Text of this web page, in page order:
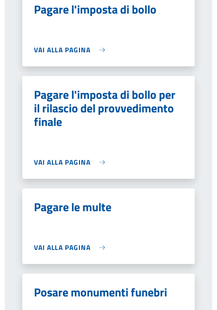
Pagare l'imposta di bollo
VAI ALLA PAGINA
Pagare l'imposta di bollo per
il rilascio del provvedimento
finale
VAI ALLA PAGINA
Pagare le multe
VAI ALLA PAGINA
Posare monumenti funebri